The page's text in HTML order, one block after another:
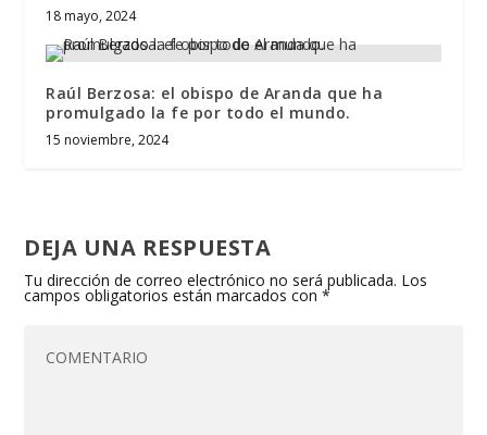
18 mayo, 2024
Raúl Berzosa: el obispo de Aranda que ha
promulgado la fe por todo el mundo.
15 noviembre, 2024
DEJA UNA RESPUESTA
Tu dirección de correo electrónico no será publicada. Los
campos obligatorios están marcados con*